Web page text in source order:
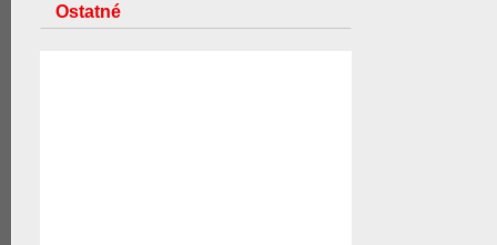
Ostatné